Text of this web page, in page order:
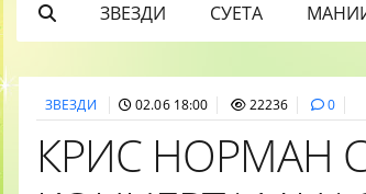
ЗВЕЗДИ СУЕТА
ЗВЕЗДИ 02.06 18:00 22236 0
КРИС НОРМАН